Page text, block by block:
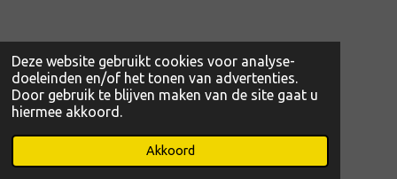
Deze website gebruikt cookies voor analyse-
doeleinden en/of het tonen van advertenties.
Door gebruik te blijven maken van de site gaat u
hiermee akkoord.
Akkoord